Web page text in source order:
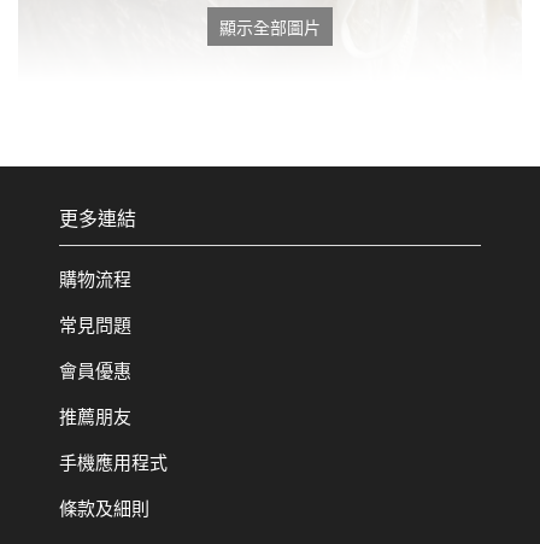
顯示全部圖片
更多連結
購物流程
常見問題
會員優惠
推薦朋友
手機應用程式
條款及細則